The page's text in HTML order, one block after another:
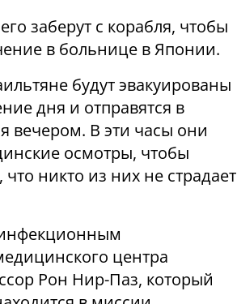
заберут с корабля, чтобы
в больнице в Японии.
будут эвакуированы
дня и отправятся в
вечером. В эти часы они
осмотры, чтобы
что никто из них не страдает
центра
Рон Нир-Паз, который